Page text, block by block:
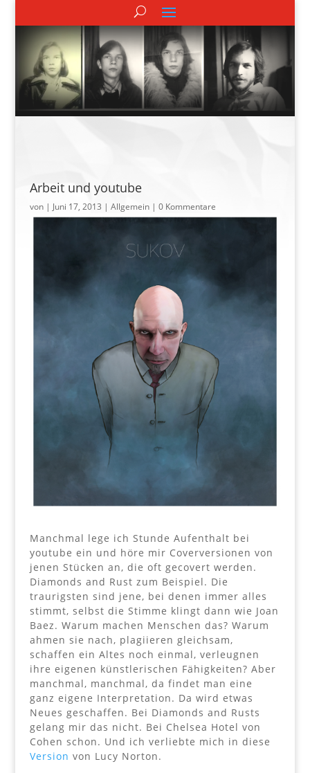
Arbeit und youtube
von | Juni 17, 2013 | Allgemein | 0 Kommentare
Manchmal lege ich Stunde Aufenthalt bei
youtube ein und höre mir Coverversionen von
jenen Stücken an, die oft gecovert werden.
Diamonds and Rust zum Beispiel. Die
traurigsten sind jene, bei denen immer alles
stimmt, selbst die Stimme klingt dann wie Joan
Baez. Warum machen Menschen das? Warum
ahmen sie nach, plagiieren gleichsam,
schaffen ein Altes noch einmal, verleugnen
ihre eigenen künstlerischen Fähigkeiten? Aber
manchmal, manchmal, da findet man eine
ganz eigene Interpretation. Da wird etwas
Neues geschaffen. Bei Diamonds and Rusts
gelang mir das nicht. Bei Chelsea Hotel von
Cohen schon. Und ich verliebte mich in diese
Version von Lucy Norton.